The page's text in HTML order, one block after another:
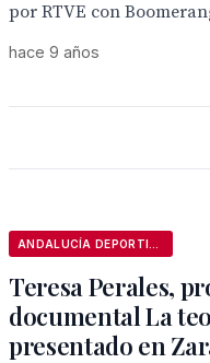
por RTVE con
hace 9 años
Teresa Perales,
documental La
presentado en